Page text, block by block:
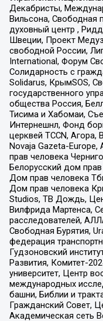
Декабристы,
Вильсона, Свободная
духовный центр ,
Швеции, Проект
свободной России,
International, Форум
Солидарность с
Solidarus, КрымSOS,
государственного
общества Россия,
Тисима и Хабомаи,
Интернешнл, Фонд
церквей TCCN,
Novaja Gazeta-
прав человека
Белорусский дом
Дом прав человека
Дом прав человека
Studios, ТВ Дождь,
Вилфрида Мартенса,
расследователей,
Свободная Бурятия,
федерация
Гудзоновский
Развития, Комитет-
университет, Центр
международных
башни, Библии и
Гражданский Совет,
Академическая сеть